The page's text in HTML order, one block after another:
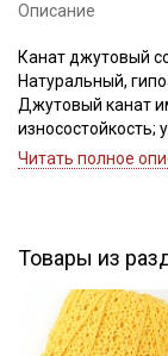
Описание
Канат джутовый
Натуральный,
Джутовый канат
износостойкость;
тепловому
- Декоративное
- Отделка
Читать полное
Товары из
и даю
данных